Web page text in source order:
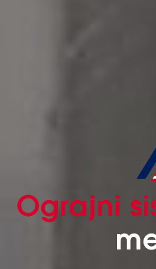
Ograjni